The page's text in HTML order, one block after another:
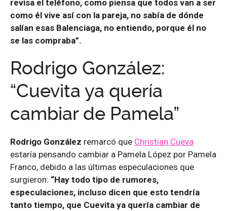
revisa el teléfono, como piensa que todos van a ser
como él vive así con la pareja, no sabía de dónde
salían esas Balenciaga, no entiendo, porque él no
se las compraba”.
Rodrigo González:
“Cuevita ya quería
cambiar de Pamela”
Rodrigo González remarcó que Christian Cueva
estaría pensando cambiar a Pamela López por Pamela
Franco, debido a las últimas especulaciones que
surgieron: “Hay todo tipo de rumores,
especulaciones, incluso dicen que esto tendría
tanto tiempo, que Cuevita ya quería cambiar de